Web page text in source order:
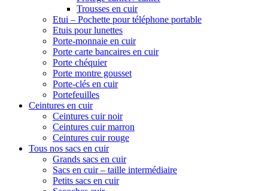
Trousses en cuir
Etui – Pochette pour téléphone portable
Etuis pour lunettes
Porte-monnaie en cuir
Porte carte bancaires en cuir
Porte chéquier
Porte montre gousset
Porte-clés en cuir
Portefeuilles
Ceintures en cuir
Ceintures cuir noir
Ceintures cuir marron
Ceintures cuir rouge
Tous nos sacs en cuir
Grands sacs en cuir
Sacs en cuir – taille intermédiaire
Petits sacs en cuir